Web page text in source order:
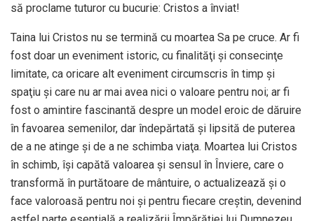
să proclame tuturor cu bucurie: Cristos a înviat!
Taina lui Cristos nu se termină cu moartea Sa pe cruce. Ar fi
fost doar un eveniment istoric, cu finalităţi și consecinţe
limitate, ca oricare alt eveniment circumscris în timp și
spaţiu și care nu ar mai avea nici o valoare pentru noi; ar fi
fost o amintire fascinantă despre un model eroic de dăruire
în favoarea semenilor, dar îndepărtată și lipsită de puterea
de a ne atinge și de a ne schimba viaţa. Moartea lui Cristos
în schimb, își capătă valoarea și sensul în Înviere, care o
transformă în purtătoare de mântuire, o actualizează și o
face valoroasă pentru noi și pentru fiecare creștin, devenind